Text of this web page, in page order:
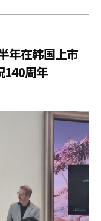
章 小
年在韩国上市
140周年